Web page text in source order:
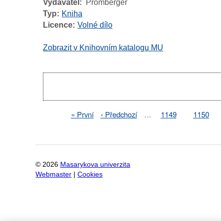
Vydavatel
Promberger
Typ
Kniha
Licence Volné dílo
Zobrazit v Knihovním katalogu MU
First
« První
Previous
‹ Předchozí … Page
1149 Page
1150
© 2026 Masarykova univerzita
Webmaster
Cookies